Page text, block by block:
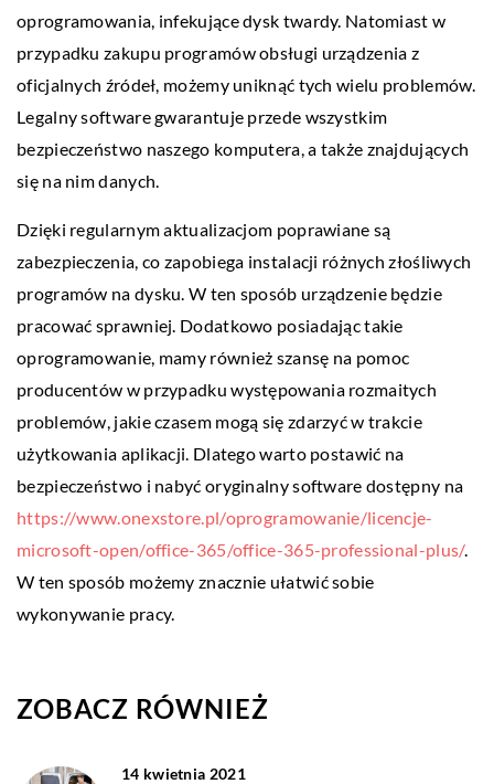
oprogramowania, infekujące dysk twardy. Natomiast w
przypadku zakupu programów obsługi urządzenia z
oficjalnych źródeł, możemy uniknąć tych wielu problemów.
Legalny software gwarantuje przede wszystkim
bezpieczeństwo naszego komputera, a także znajdujących
się na nim danych.
Dzięki regularnym aktualizacjom poprawiane są
zabezpieczenia, co zapobiega instalacji różnych złośliwych
programów na dysku. W ten sposób urządzenie będzie
pracować sprawniej. Dodatkowo posiadając takie
oprogramowanie, mamy również szansę na pomoc
producentów w przypadku występowania rozmaitych
problemów, jakie czasem mogą się zdarzyć w trakcie
użytkowania aplikacji. Dlatego warto postawić na
bezpieczeństwo i nabyć oryginalny software dostępny na
https://www.onexstore.pl/oprogramowanie/licencje-
microsoft-open/office-365/office-365-professional-plus/.
W ten sposób możemy znacznie ułatwić sobie
wykonywanie pracy.
ZOBACZ RÓWNIEŻ
14 kwietnia 2021